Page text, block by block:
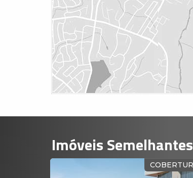
Imóveis Semelhantes